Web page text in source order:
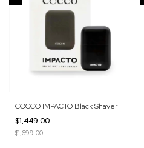
COCCO IMPACTO Black Shaver
$1,449.00
$1,699.00